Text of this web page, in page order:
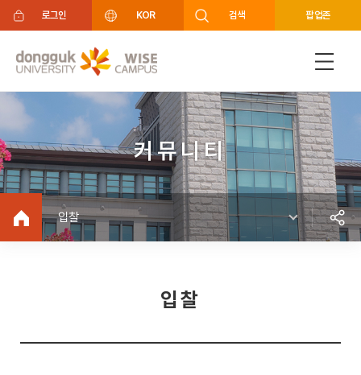
주메뉴 바로가기
푸터 바로가기
로그인 KOR 검색 팝업존
커뮤니티
입찰
입찰